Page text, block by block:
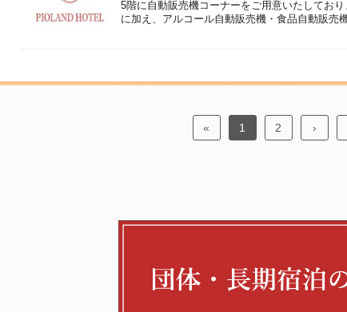
5階に自動販売機コーナーをご用意いたしてお
に加え、アルコール自動販売機・食品自動販売
« 1 2 ›